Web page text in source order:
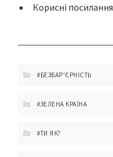
Корисні посилання
#БЕЗБАР'ЄРНІСТЬ
#ЗЕЛЕНА КРАЇНА
#ТИ ЯК?